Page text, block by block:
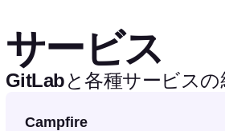
サービス
GitLabと各種サービスの
Campfire